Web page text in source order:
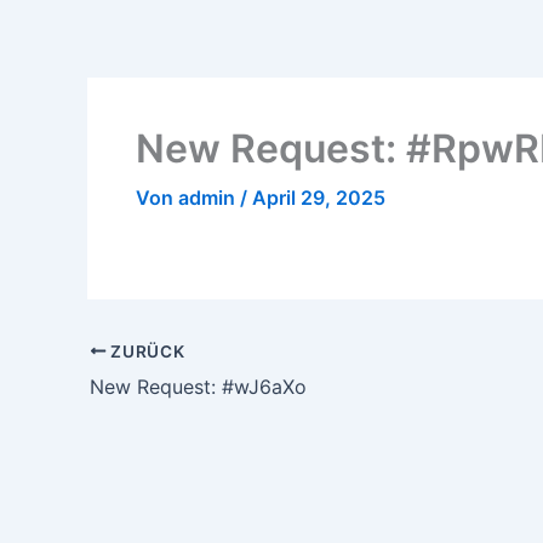
New Request:
Von admin / April 29, 2025
ZURÜCK
New Request: #wJ6aXo